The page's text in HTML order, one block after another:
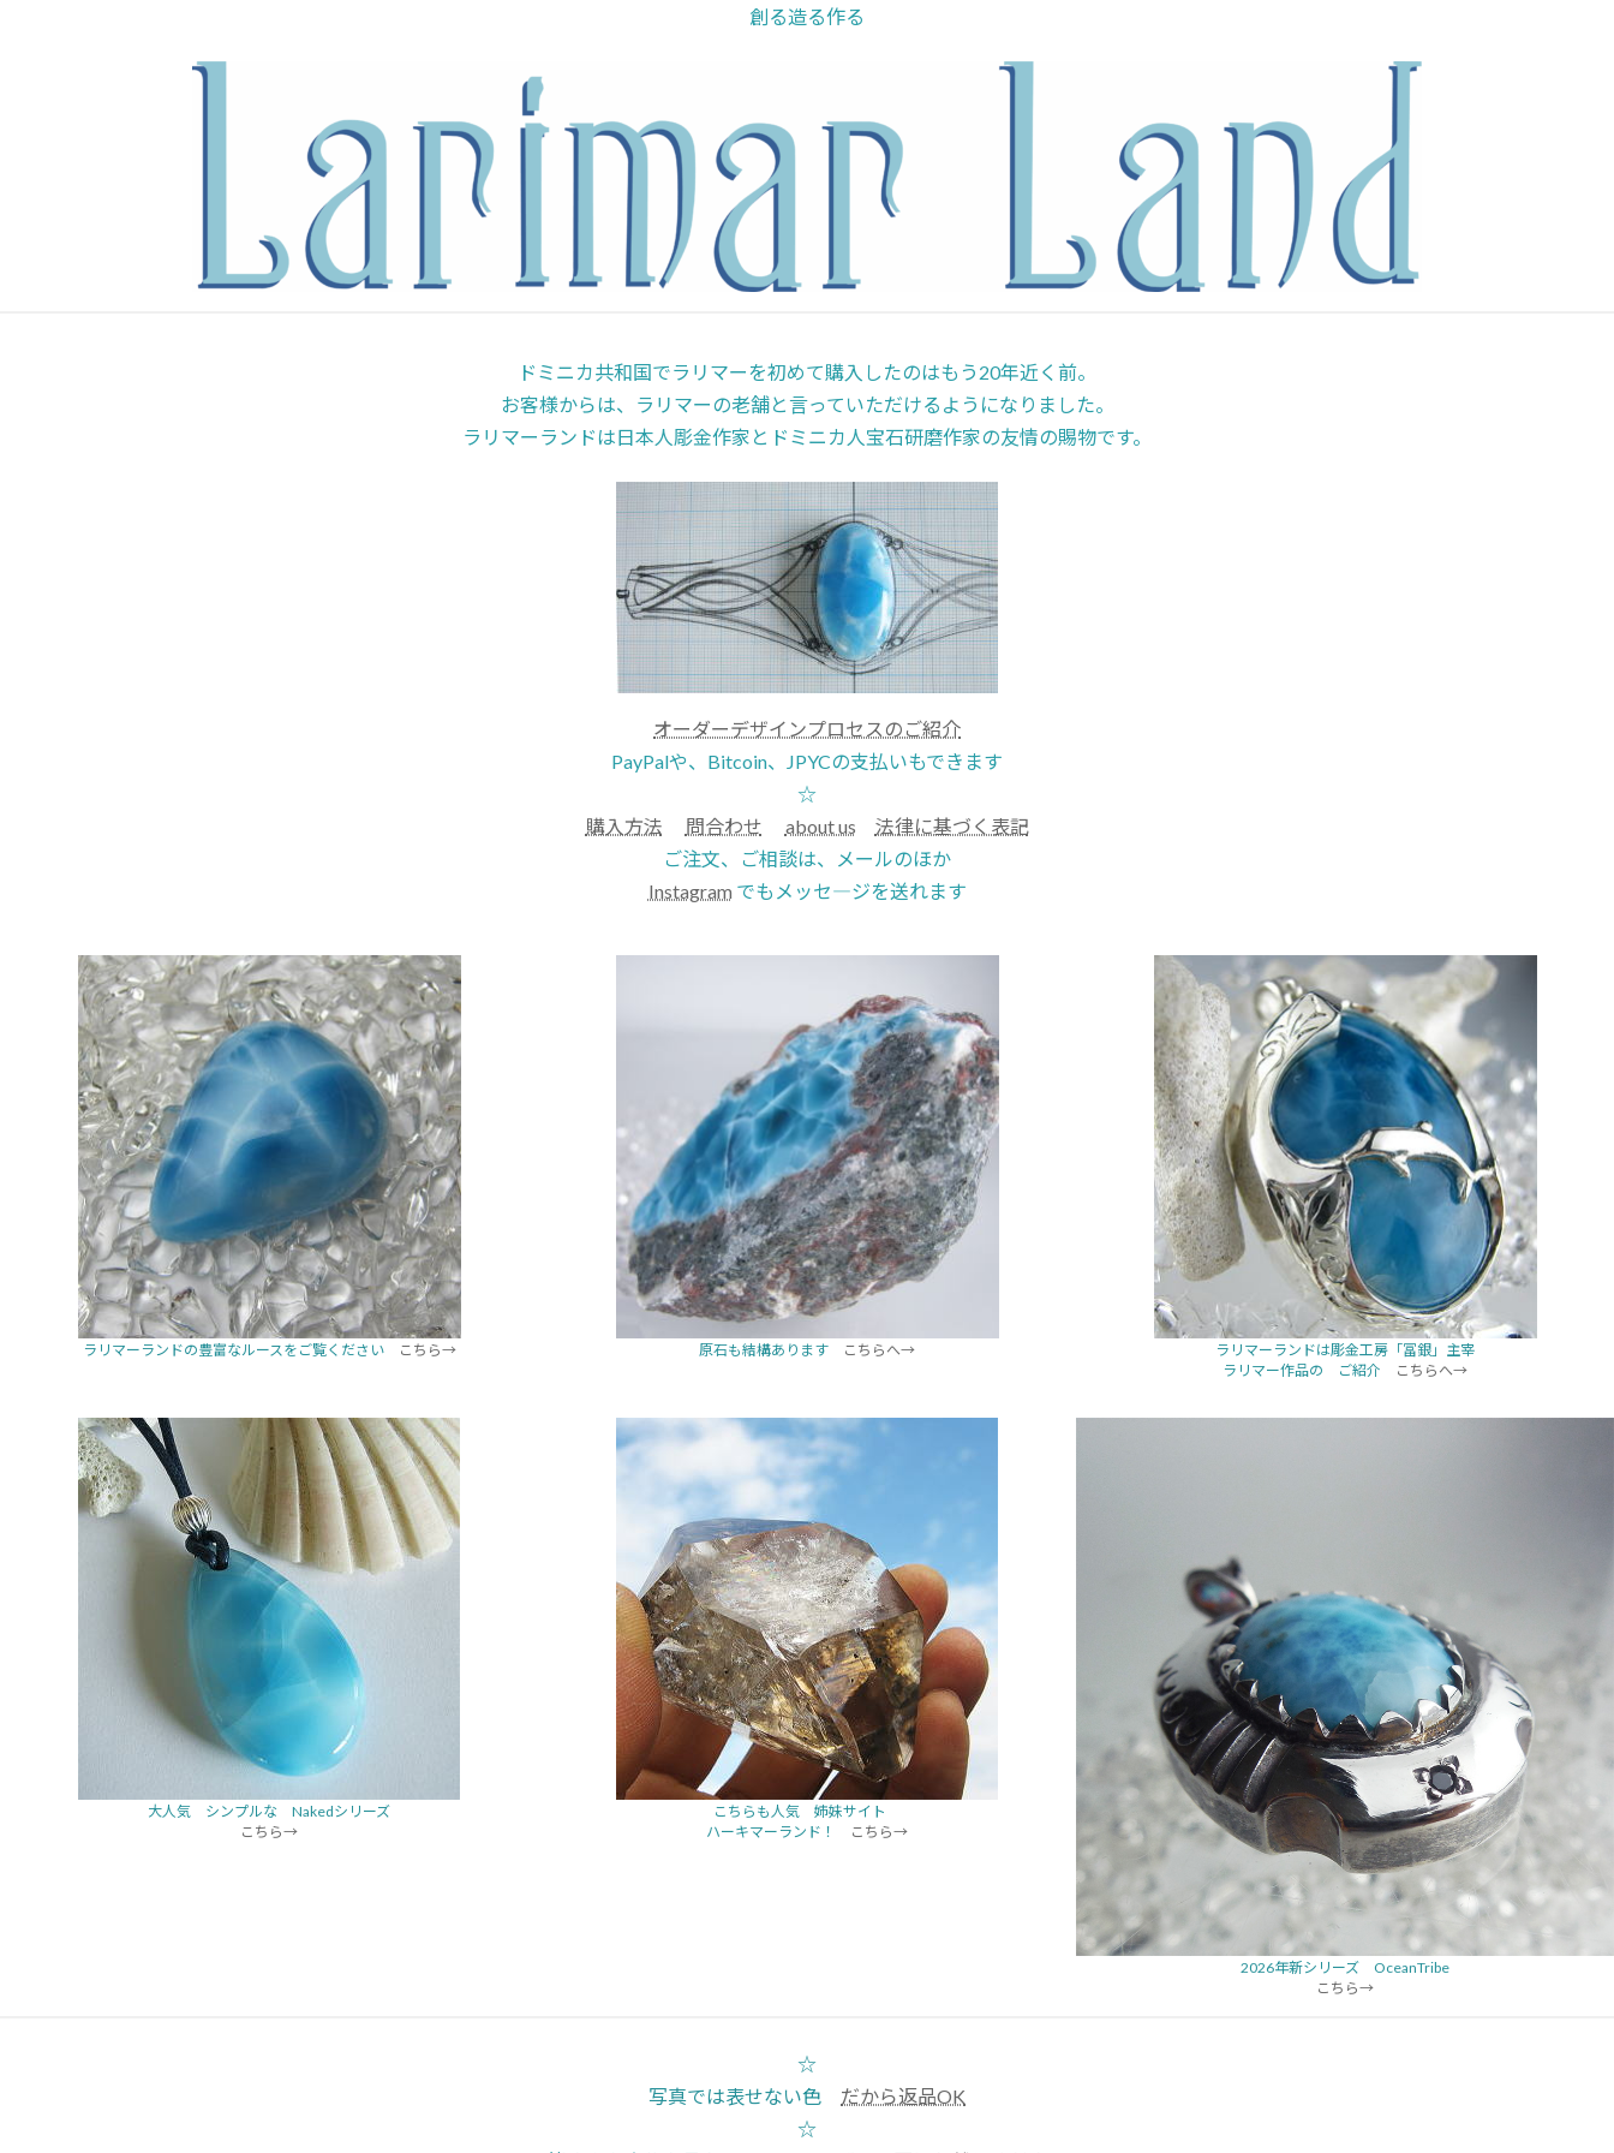
創る造る作る
ドミニカ共和国でラリマーを初めて購入したのはもう20年近く前。
お客様からは、ラリマーの老舗と言っていただけるようになりました。
ラリマーランドは日本人彫金作家とドミニカ人宝石研磨作家の友情の賜物です。
オーダーデザインプロセスのご紹介
PayPalや、Bitcoin、JPYCの支払いもできます
☆
購入方法
問合わせ about us
法律に基づく表記
ご注文、ご相談は、メールのほか
Instagram でもメッセ―ジを送れます
ラリマーランドの豊富なルースをご覧くださいこちら→ 原石も結構あります こちらへ→
ラリマーランドは彫金工房「冨銀」主宰
ラリマー作品の ご紹介
こちらへ→
大人気 シンプルな Nakedシリーズ
こちら→
こちらも人気 姉妹サイト
ハーキマーランド！
こちら→
2026年新シリーズ OceanTribe
こちら→
☆
写真では表せない色 だから返品OK
☆